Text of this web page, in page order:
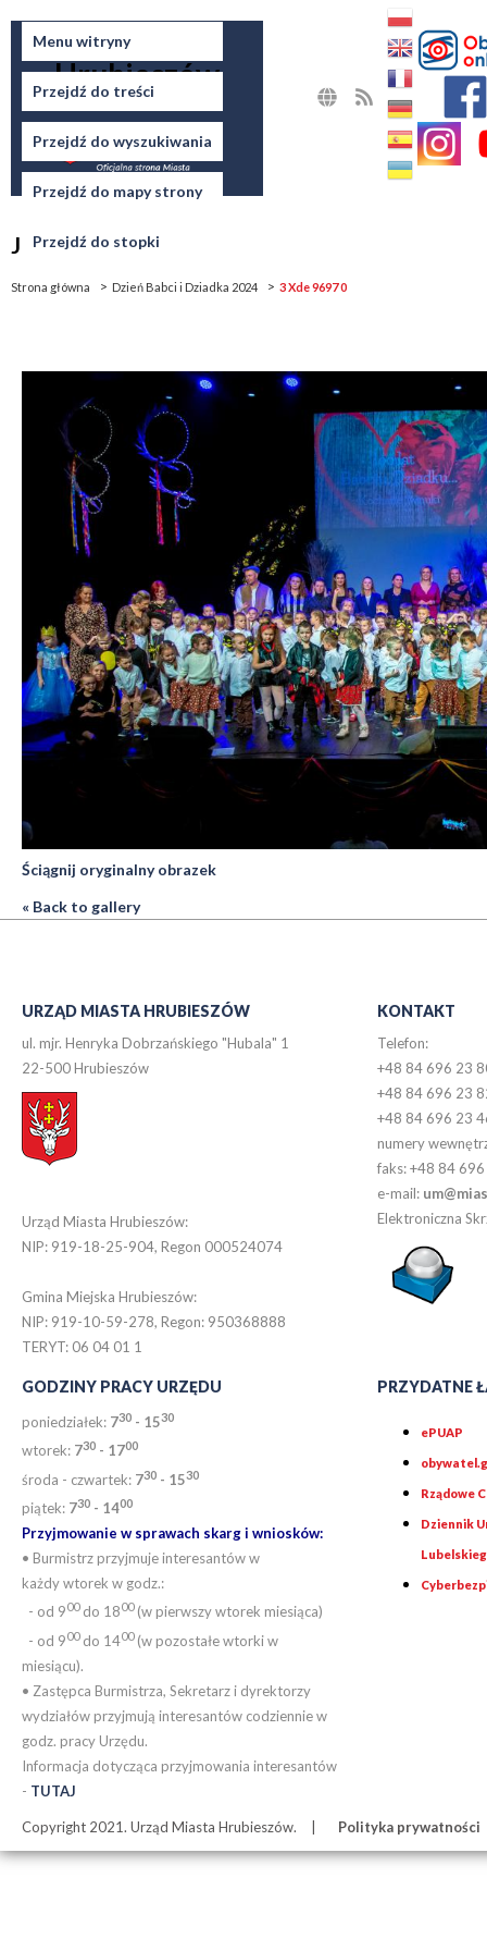
Menu witryny
Przejdź do treści
Przejdź do wyszukiwania
Przejdź do mapy strony
Przejdź do stopki
Miasto
Hrubieszów
Jesteś tutaj
Strona główna Dzień Babci i Dziadka 2024 3 Xde 9697 0
Ściągnij oryginalny obrazek
« Back to gallery
URZĄD MIASTA HRUBIESZÓW
ul. mjr. Henryka Dobrzańskiego "Hubala" 1
22-500 Hrubieszów
Urząd Miasta Hrubieszów:
NIP: 919-18-25-904, Regon 000524074
Gmina Miejska Hrubieszów:
NIP: 919-10-59-278, Regon: 950368888
TERYT: 06 04 01 1
KONTAKT
Telefon:
+48 84 696 23
+48 84 696 23
+48 84 696 23
numery
faks: +48 84
e-mail:
Elektroniczna
GODZINY PRACY URZĘDU
poniedziałek: 730 - 1530
wtorek: 730 - 1700
środa - czwartek: 730 - 1530
piątek: 730 - 1400
Przyjmowanie w sprawach skarg i wniosków:
• Burmistrz przyjmuje interesantów w
każdy wtorek w godz.:
- od 900do 1800(w pierwszy wtorek miesiąca)
- od 900do 1400(w pozostałe wtorki w
miesiącu).
• Zastępca Burmistrza, Sekretarz i dyrektorzy
wydziałów przyjmują interesantów codziennie w
godz. pracy Urzędu.
Informacja dotycząca przyjmowania interesantów
- TUTAJ
PRZYDATNE
ePUAP
Rządowe
Dziennik
Copyright 2021. Urząd Miasta Hrubieszów. Polityka prywatności